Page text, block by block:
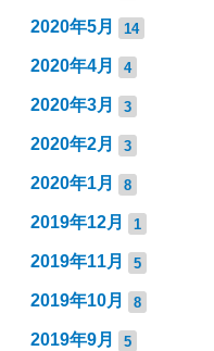
2020年5月 14
2020年4月 4
2020年3月 3
2020年2月 3
2020年1月 8
2019年12月 1
2019年11月 5
2019年10月 8
2019年9月 5